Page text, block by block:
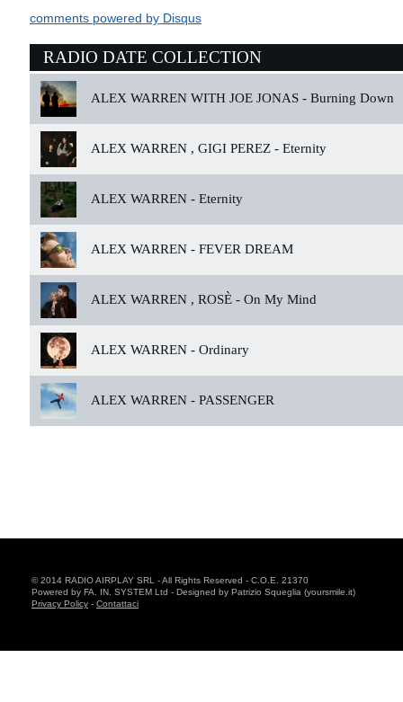
comments powered by Disqus
RADIO DATE COLLECTION
ALEX WARREN WITH JOE JONAS - Burning Down
ALEX WARREN , GIGI PEREZ - Eternity
ALEX WARREN - Eternity
ALEX WARREN - FEVER DREAM
ALEX WARREN , ROSÈ - On My Mind
ALEX WARREN - Ordinary
ALEX WARREN - PASSENGER
© 2014 RADIO AIRPLAY SRL - All Rights Reserved - C.O.E. 21370
Powered by FA. IN. SYSTEM Ltd - Designed by Patrizio Squeglia (yoursmile.it)
Privacy Policy - Contattaci